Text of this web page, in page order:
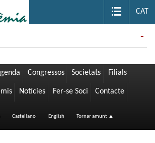
CAT
Congressos Societats Filials
Notícies Fer-se Soci Contacte
Castellano English Tornar amunt